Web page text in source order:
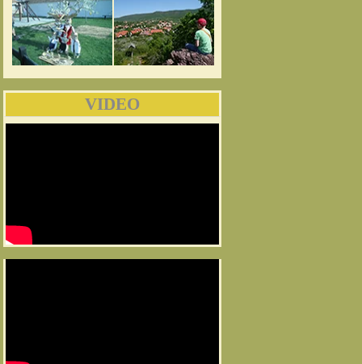
VIDEO